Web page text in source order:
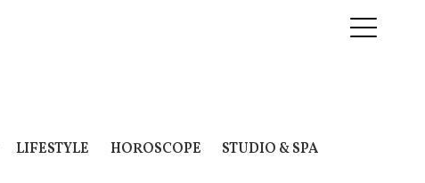
LIFESTYLE HOROSCOPE STUDIO & SPA